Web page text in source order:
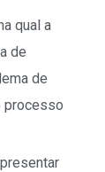
qual a
de
de
processo